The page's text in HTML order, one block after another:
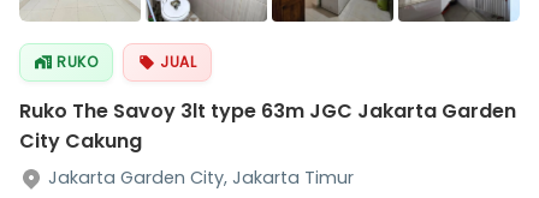
RUKO JUAL
Ruko The Savoy 3lt type 63m JGC Jakarta Garden
City Cakung
Jakarta Garden City, Jakarta Timur